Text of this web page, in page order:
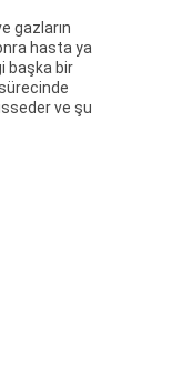
gazların
hasta ya
başka bir
ve şu